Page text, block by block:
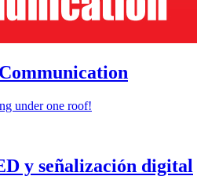
under one roof!
y señalización digital